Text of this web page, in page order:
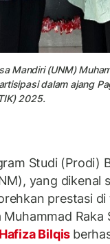
Mandiri (UNM)
dalam ajang
2025.
Studi (Prodi)
yang dikenal
prestasi
Raka
Bilqis